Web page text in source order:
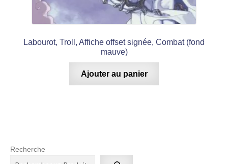
Labourot, Troll, Affiche offset signée, Combat (fond
mauve)
Ajouter au panier
Recherche